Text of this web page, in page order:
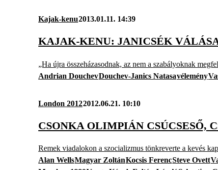
Kajak-kenu2013.01.11. 14:39
KAJAK-KENU: JANICSÉK
„Ha újra összeházasodnak, az nem a szabályoknak
Andrian DouchevDouchev-Janics Natasavélemény
London 20122012.06.21. 10:10
CSONKA OLIMPIÁN CSÚCSESŐ,
Remek viadalokon a szocializmus tönkreverte a kevés
Alan WellsMagyar ZoltánKocsis FerencSteve Ovett